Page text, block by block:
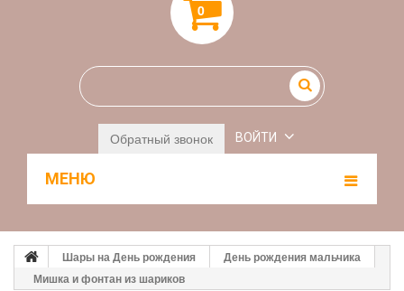
0
Обратный звонок ВОЙТИ
МЕНЮ
Шары на День рождения
День рождения мальчика
Мишка и фонтан из шариков